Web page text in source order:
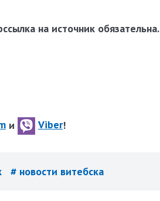
на источник обязательна.
и Viber!
# новости витебска